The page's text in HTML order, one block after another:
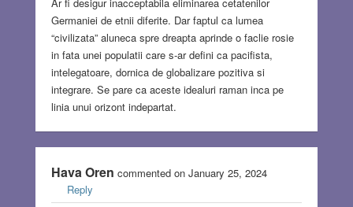
Germaniei de etnii diferite. Dar faptul ca lumea
“civilizata” aluneca spre dreapta aprinde o faclie rosie
in fata unei populatii care s-ar defini ca pacifista,
intelegatoare, dornica de globalizare pozitiva si
integrare. Se pare ca aceste idealuri raman inca pe
linia unui orizont indepartat.
Hava Oren commented on January 25, 2024
Reply